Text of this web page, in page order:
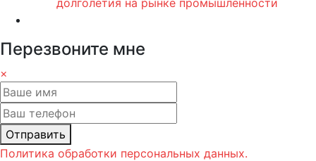
Перезвоните мне
×
Отправить
Политика обработки персональных данных.